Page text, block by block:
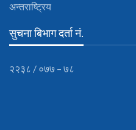
अन्तराष्ट्रिय
सुचना बिभाग दर्ता नं.
२२३८ / ०७७ – ७८